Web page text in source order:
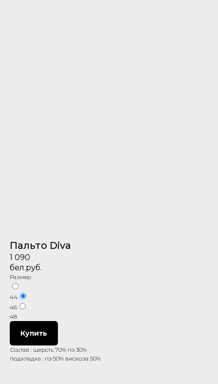
Пальто Diva
1 090
бел.руб.
Размер
44
46
48
Купить
Состав : шерсть 70% пэ 30%
подкладка : пэ 50% вискоза 50%